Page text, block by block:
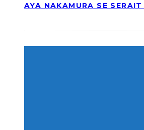
AYA NAKAMURA SE SERAIT